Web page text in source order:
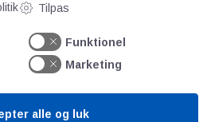
Tilpas
Funktionel
Marketing
alle og luk